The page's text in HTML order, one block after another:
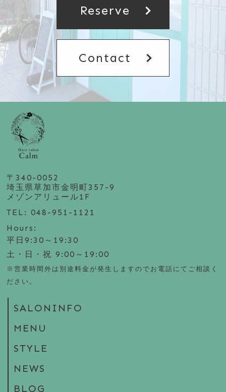
Reserve chevron_right
Contact chevron_right
〒340-0052
埼玉県草加市金明町357-9
メゾンアリュール1F
TEL: 048-951-1121
Hours:
平日9:30～19:30
土・日・祝 9:00～19:00
※営業時間外は別途料金が発生しますのでお電話にてご相談く
ださい。
SALONINFO
MENU
STYLE
NEWS
BLOG